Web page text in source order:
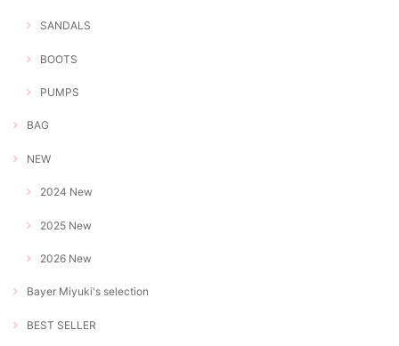
SANDALS
BOOTS
PUMPS
BAG
NEW
2024 New
2025 New
2026 New
Bayer Miyuki's selection
BEST SELLER